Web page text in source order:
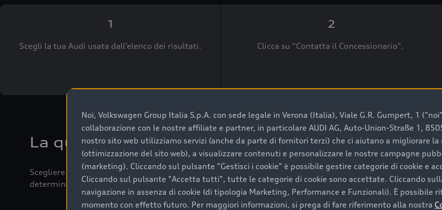
1
Scegli la tua Audi usata dall’elenco dei risultati.
2
Clicca su “Contatta il Concessionario".
La qualità di acquistare un’auto usata Audi
Scegliere un’auto usata è una decisione che coniuga convenienza, affidabilità e sostenibilità. Per fare un
determinanti come la garanzia inclusa e l’affidabilità del marchio. Audi offre l’auto usata perfetta tramite
Noi, Volkswagen Group Italia S.p.A. con sede legale in Verona (Italia), Viale G.R. Gumpert, 1
collaborazione con le nostre affiliate e partner, in particolare AUDI AG, Auto-Union-Straße 1,
nostro sito web utilizziamo servizi (anche da parte di fornitori terzi) che ci aiutano a migliorare la
(ottimizzazione del sito web), a visualizzare contenuti e personalizzare le nostre campagne
(marketing). Cliccando sul pulsante "Gestisci i cookie" è possibile gestire categorie di cookie e
Cliccando sul pulsante "Accetta tutti", tutte le categorie di cookie sono accettate. Cliccando
navigazione in assenza di cookie (di tipologia Marketing, Performance e Funzionali). È possibile
momento con effetto futuro. Per maggiori informazioni, si prega di fare riferimento alla nostra